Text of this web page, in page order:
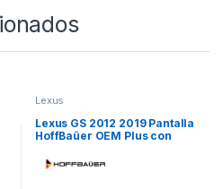
Lexus
Lexus GS 2012 2019 Pantalla
HoffBaüer OEM Plus con
Auto Hoffmann & Baüer